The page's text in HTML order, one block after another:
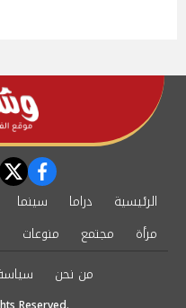
الرئيسية دراما سينما
مرأة
مجتمع
منوعات
من نحن